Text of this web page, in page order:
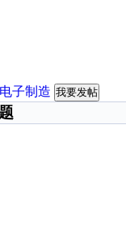
电子制造 我要发帖